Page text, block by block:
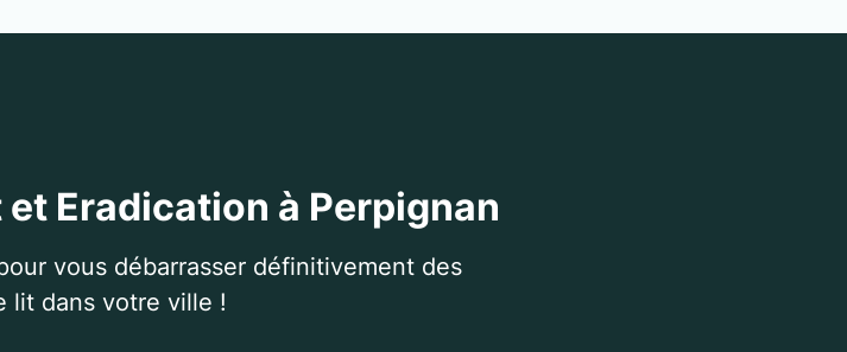
Eradication à Perpignan
vous débarrasser définitivement des
lit dans votre ville !